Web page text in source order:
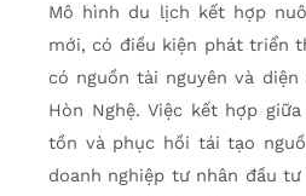
Mô hình du lịch kết hợp
mới, có điều kiện phát triển
có nguồn tài nguyên và
Hòn Nghệ. Việc kết hợp
tồn và phục hồi tái tạo
doanh nghiệp tư nhân đầu